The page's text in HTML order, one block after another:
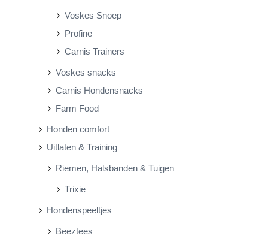
Voskes Snoep
Profine
Carnis Trainers
Voskes snacks
Carnis Hondensnacks
Farm Food
Honden comfort
Uitlaten & Training
Riemen, Halsbanden & Tuigen
Trixie
Hondenspeeltjes
Beeztees